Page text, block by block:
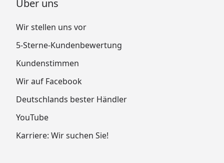
Über uns
Wir stellen uns vor
5-Sterne-Kundenbewertung
Kundenstimmen
Wir auf Facebook
Deutschlands bester Händler
YouTube
Karriere: Wir suchen Sie!